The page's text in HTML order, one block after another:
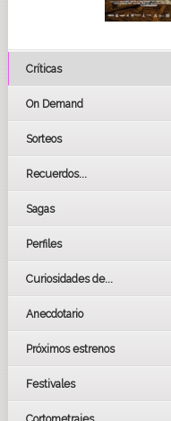
Críticas
On Demand
Sorteos
Recuerdos...
Sagas
Perfiles
Curiosidades de...
Anecdotario
Próximos estrenos
Festivales